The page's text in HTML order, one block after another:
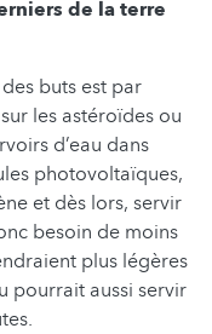
de la terre
buts est par
les astéroïdes ou
d’eau dans
photovoltaïques,
et dès lors, servir
besoin de moins
plus légères
pourrait aussi servir